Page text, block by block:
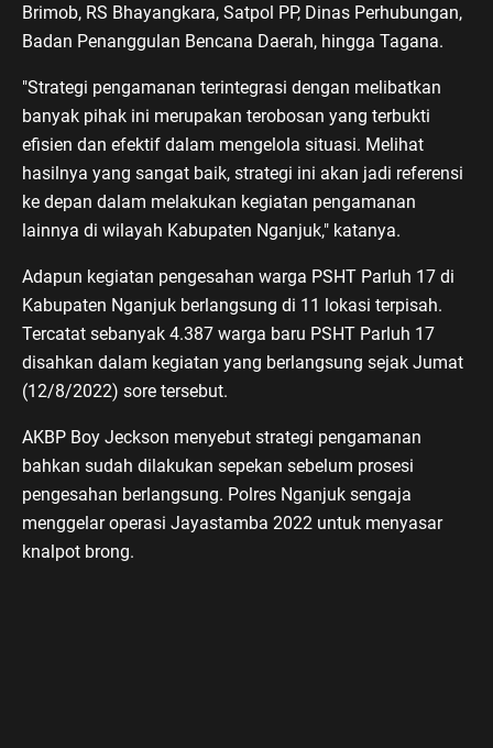
Brimob, RS Bhayangkara, Satpol PP, Dinas Perhubungan,
Badan Penanggulan Bencana Daerah, hingga Tagana.
"Strategi pengamanan terintegrasi dengan melibatkan
banyak pihak ini merupakan terobosan yang terbukti
efisien dan efektif dalam mengelola situasi. Melihat
hasilnya yang sangat baik, strategi ini akan jadi referensi
ke depan dalam melakukan kegiatan pengamanan
lainnya di wilayah Kabupaten Nganjuk," katanya.
Adapun kegiatan pengesahan warga PSHT Parluh 17 di
Kabupaten Nganjuk berlangsung di 11 lokasi terpisah.
Tercatat sebanyak 4.387 warga baru PSHT Parluh 17
disahkan dalam kegiatan yang berlangsung sejak Jumat
(12/8/2022) sore tersebut.
AKBP Boy Jeckson menyebut strategi pengamanan
bahkan sudah dilakukan sepekan sebelum prosesi
pengesahan berlangsung. Polres Nganjuk sengaja
menggelar operasi Jayastamba 2022 untuk menyasar
knalpot brong.